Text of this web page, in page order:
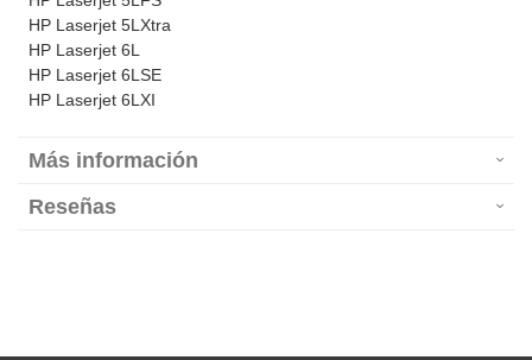
HP Laserjet 5LXtra
HP Laserjet 6L
HP Laserjet 6LSE
HP Laserjet 6LXI
Más información
Reseñas